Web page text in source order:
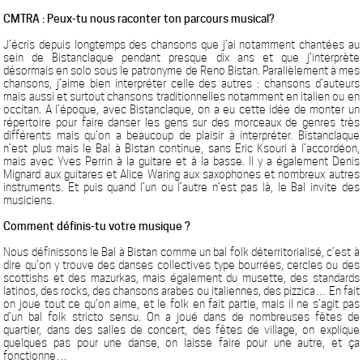
CMTRA : Peux-tu nous raconter ton parcours musical?
J’écris depuis longtemps des chansons que j’ai notamment chantées au
sein de Bistanclaque pendant presque dix ans et que j’interprète
désormais en solo sous le patronyme de Reno Bistan. Parallèlement à mes
chansons, j’aime bien interpréter celle des autres : chansons d’auteurs
mais aussi et surtout chansons traditionnelles notamment en italien ou en
occitan. A l’époque, avec Bistanclaque, on a eu cette idée de monter un
répertoire pour faire danser les gens sur des morceaux de genres très
différents mais qu’on a beaucoup de plaisir à interpréter. Bistanclaque
n’est plus mais le Bal à Bistan continue, sans Eric Ksouri à l’accordéon,
mais avec Yves Perrin à la guitare et à la basse. Il y a également Denis
Mignard aux guitares et Alice Waring aux saxophones et nombreux autres
instruments. Et puis quand l’un ou l’autre n’est pas là, le Bal invite des
musiciens.
Comment définis-tu votre musique ?
Nous définissons le Bal à Bistan comme un bal folk déterritorialisé, c’est à
dire qu’on y trouve des danses collectives type bourrées, cercles ou des
scottishs et des mazurkas, mais également du musette, des standards
latinos, des rocks, des chansons arabes ou italiennes, des pizzica… En fait
on joue tout ce qu’on aime, et le folk en fait partie, mais il ne s’agit pas
d’un bal folk stricto sensu. On a joué dans de nombreuses fêtes de
quartier, dans des salles de concert, des fêtes de village, on explique
quelques pas pour une danse, on laisse faire pour une autre, et ça
fonctionne…